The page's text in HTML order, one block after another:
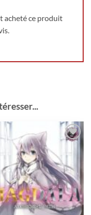
acheté ce produit
wishlist